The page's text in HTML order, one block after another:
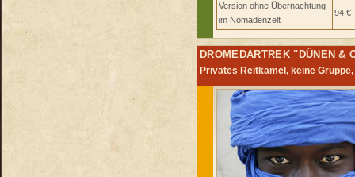
Version ohne Übernachtung
im Nomadenzelt
94 €
DROMEDARTREK "DÜNEN &
Privates Reitkamel, keine